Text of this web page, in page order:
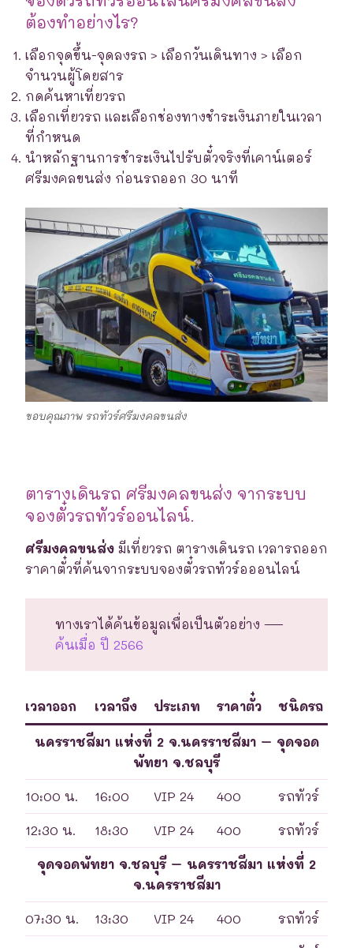
ต้องทำอย่างไร?
เลือกจุดขึ้น-จุดลงรถ > เลือกวันเดินทาง > เลือก
จำนวนผู้โดยสาร
กดค้นหาเที่ยวรถ
เลือกเที่ยวรถ และเลือกช่องทางชำระเงินภายในเวลา
ที่กำหนด
นำหลักฐานการชำระเงินไปรับตั๋วจริงที่เคาน์เตอร์
ศรีมงคลขนส่ง ก่อนรถออก 30 นาที
ขอบคุณภาพ รถทัวร์ศรีมงคลขนส่ง
ตารางเดินรถ ศรีมงคลขนส่ง จากระบบ
จองตั๋วรถทัวร์ออนไลน์.
ศรีมงคลขนส่ง มีเที่ยวรถ ตารางเดินรถ เวลารถออก
ราคาตั๋วที่ค้นจากระบบจองตั๋วรถทัวร์อออนไลน์
ทางเราได้ค้นข้อมูลเพื่อเป็นตัวอย่าง —
ค้นเมื่อ ปี 2566
เวลาออก เวลาถึง ประเภท ราคาตั๋ว ชนิดรถ
นครราชสีมา แห่งที่ 2 จ.นครราชสีมา – จุดจอด
พัทยา จ.ชลบุรี
10:00 น. 16:00 VIP 24 400 รถทัวร์
12:30 น. 18:30 VIP 24 400 รถทัวร์
จุดจอดพัทยา จ.ชลบุรี – นครราชสีมา แห่งที่ 2
จ.นครราชสีมา
07:30 น. 13:30 VIP 24 400 รถทัวร์